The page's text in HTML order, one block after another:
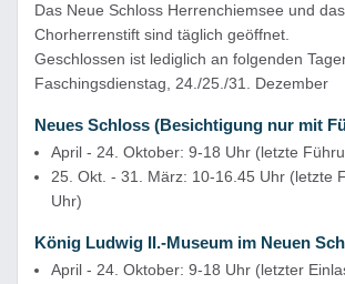
Das Neue Schloss Herrenchiemsee und
Chorherrenstift sind täglich geöffnet.
Geschlossen ist lediglich an folgenden
Faschingsdienstag, 24./25./31. Dezember
Neues Schloss (Besichtigung nur mit
April - 24. Oktober: 9-18 Uhr (letzte
25. Okt. - 31. März: 10-16.45 Uhr (letzte
Uhr)
König Ludwig II.-Museum im Neuen
April - 24. Oktober: 9-18 Uhr (letzter